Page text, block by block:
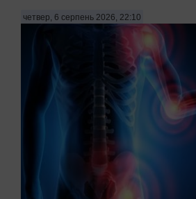
четвер, 6 серпень 2026, 22:10